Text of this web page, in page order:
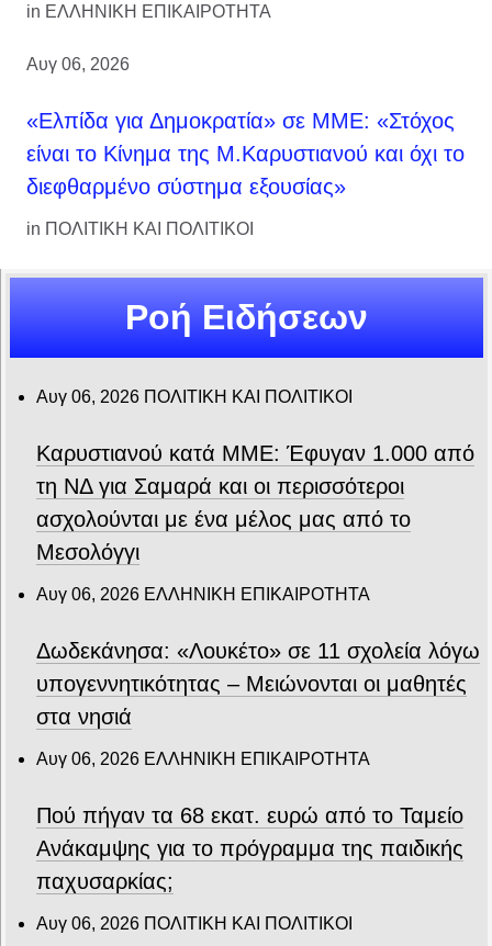
in ΕΛΛΗΝΙΚΗ ΕΠΙΚΑΙΡΟΤΗΤΑ
Αυγ 06, 2026
«Ελπίδα για Δημοκρατία» σε ΜΜΕ: «Στόχος
είναι το Κίνημα της Μ.Καρυστιανού και όχι το
διεφθαρμένο σύστημα εξουσίας»
in ΠΟΛΙΤΙΚΗ ΚΑΙ ΠΟΛΙΤΙΚΟΙ
Ροή Ειδήσεων
Αυγ 06, 2026 ΠΟΛΙΤΙΚΗ ΚΑΙ ΠΟΛΙΤΙΚΟΙ
Καρυστιανού κατά ΜΜΕ: Έφυγαν 1.000 από
τη ΝΔ για Σαμαρά και οι περισσότεροι
ασχολούνται με ένα μέλος μας από το
Μεσολόγγι
Αυγ 06, 2026 ΕΛΛΗΝΙΚΗ ΕΠΙΚΑΙΡΟΤΗΤΑ
Δωδεκάνησα: «Λουκέτο» σε 11 σχολεία λόγω
υπογεννητικότητας – Μειώνονται οι μαθητές
στα νησιά
Αυγ 06, 2026 ΕΛΛΗΝΙΚΗ ΕΠΙΚΑΙΡΟΤΗΤΑ
Πού πήγαν τα 68 εκατ. ευρώ από το Ταμείο
Ανάκαμψης για το πρόγραμμα της παιδικής
παχυσαρκίας;
Αυγ 06, 2026 ΠΟΛΙΤΙΚΗ ΚΑΙ ΠΟΛΙΤΙΚΟΙ